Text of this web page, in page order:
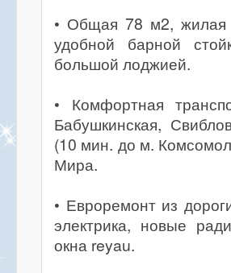
• Общая 78 м2, жилая
удобной барной
большой лоджией.
• Комфортная
Бабушкинская,
(10 мин. до м.
Мира.
• Евроремонт из
электрика, новые
окна reyau.